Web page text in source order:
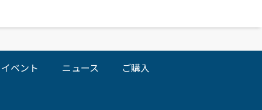
イベント ニュース ご購入